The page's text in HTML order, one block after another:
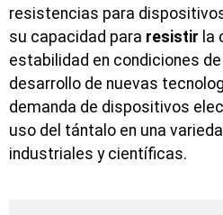
resistencias para
su capacidad para resistir la
estabilidad en condiciones
desarrollo de nuevas
demanda de dispositivos
uso del tántalo en una
industriales y científicas.